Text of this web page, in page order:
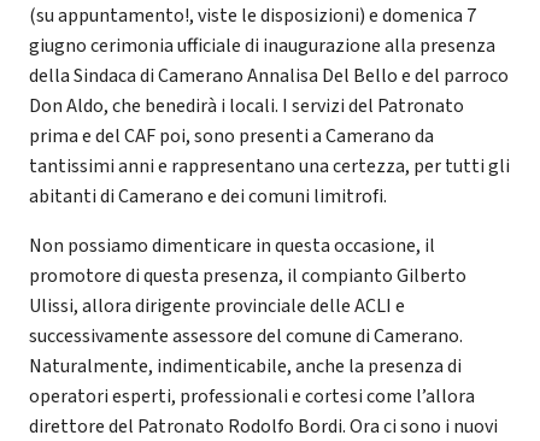
(su appuntamento!, viste le disposizioni) e domenica 7
giugno cerimonia ufficiale di inaugurazione alla presenza
della Sindaca di Camerano Annalisa Del Bello e del parroco
Don Aldo, che benedirà i locali. I servizi del Patronato
prima e del CAF poi, sono presenti a Camerano da
tantissimi anni e rappresentano una certezza, per tutti gli
abitanti di Camerano e dei comuni limitrofi.
Non possiamo dimenticare in questa occasione, il
promotore di questa presenza, il compianto Gilberto
Ulissi, allora dirigente provinciale delle ACLI e
successivamente assessore del comune di Camerano.
Naturalmente, indimenticabile, anche la presenza di
operatori esperti, professionali e cortesi come l’allora
direttore del Patronato Rodolfo Bordi. Ora ci sono i nuovi